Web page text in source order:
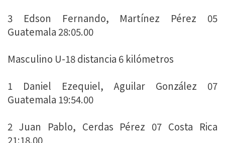
3 Edson Fernando, Martínez Pérez 05
Guatemala 28:05.00
Masculino U-18 distancia 6 kilómetros
1 Daniel Ezequiel, Aguilar González 07
Guatemala 19:54.00
2 Juan Pablo, Cerdas Pérez 07 Costa Rica
21:18.00